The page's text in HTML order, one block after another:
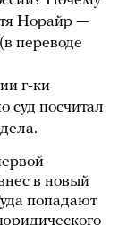
Норайр —
переводе
г-ки
суд посчитал
в новый
попадают